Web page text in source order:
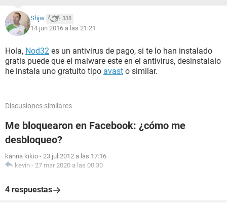
Shjw 338
14 jun 2016 a las 21:21
Hola, Nod32 es un antivirus de pago, si te lo han instalado
gratis puede que el malware este en el antivirus, desinstalalo
he instala uno gratuito tipo avast o similar.
Discusiones similares
Me bloquearon en Facebook: ¿cómo me
desbloqueo?
kanna kikio - 23 jul 2012 a las 17:16
kevin - 27 mar 2020 a las 00:30
4 respuestas